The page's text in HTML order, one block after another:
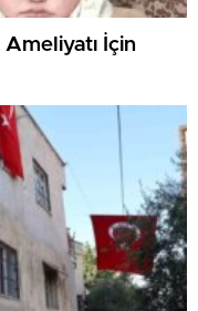
Ameliyatı İçin